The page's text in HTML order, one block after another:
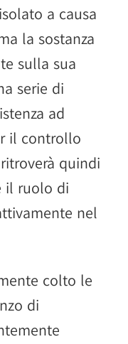
a causa
la sostanza
sulla sua
serie di
ad
il controllo
quindi
il ruolo di
nel
colto le
di